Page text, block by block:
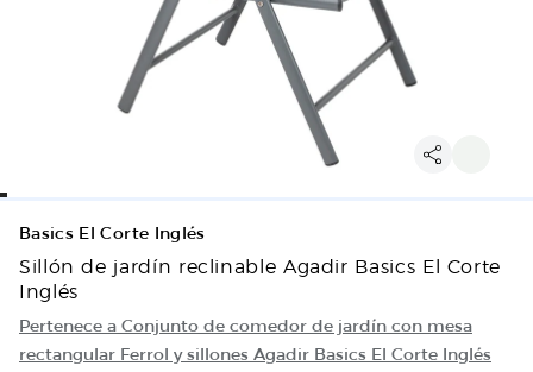
Basics El Corte Inglés
Sillón de jardín reclinable Agadir Basics El Corte
Inglés
Pertenece a Conjunto de comedor de jardín con mesa
rectangular Ferrol y sillones Agadir Basics El Corte Inglés